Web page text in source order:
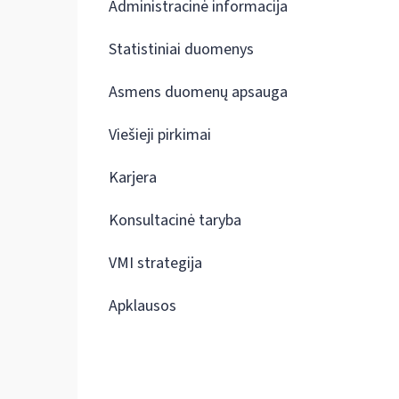
Administracinė informacija
Statistiniai duomenys
Asmens duomenų apsauga
Viešieji pirkimai
Karjera
Konsultacinė taryba
VMI strategija
Apklausos